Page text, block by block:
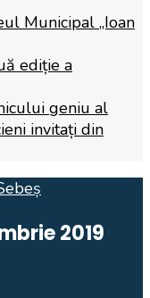
Municipal „Ioan
ediție a
geniu al
invitați din
2019